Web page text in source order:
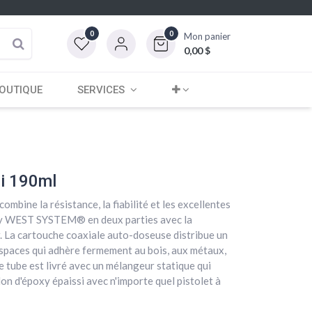
0 0 Mon panier
0,00$
SERVICES
190ml
la résistance, la fiabilité et les excellentes
SYSTEM® en deux parties avec la
cartouche coaxiale auto-doseuse distribue un
qui adhère fermement au bois, aux métaux,
tube est livré avec un mélangeur statique qui
d'époxy épaissi avec n'importe quel pistolet à